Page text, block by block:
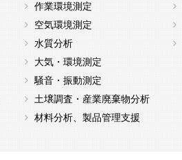
作業環境測定
空気環境測定
水質分析
大気・環境測定
騒音・振動測定
土壌調査・産業廃棄物分析
材料分析、製品管理支援